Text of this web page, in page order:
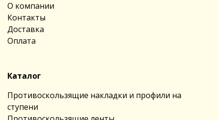
О компании
Контакты
Доставка
Оплата
Каталог
Противоскользящие накладки и профили на
ступени